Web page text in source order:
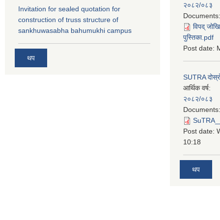
Invitation for sealed quotation for
construction of truss structure of
sankhuwasabha bahumukhi campus
थप
२०८२/०८३
Documents:
विपद्
पुस्तिका.pdf
Post date:
SUTRA
आर्थिक वर्ष:
२०८२/०८३
Documents:
Post date:
10:18
थप